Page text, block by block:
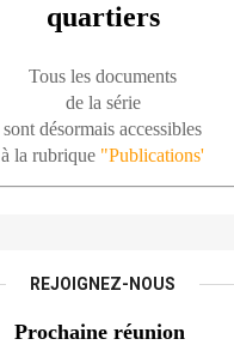
quartiers
Tous les documents
de la série
sont désormais accessibles
à la rubrique "Publications'
REJOIGNEZ-NOUS
Prochaine réunion